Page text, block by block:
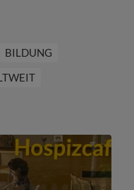
BILDUNG